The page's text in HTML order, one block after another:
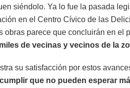
siéndolo. Ya lo fue la pasada
en el Centro Cívico de las
obras parece que concluirán en el
de vecinas y vecinos de la
su satisfacción por estos
que no pueden esperar